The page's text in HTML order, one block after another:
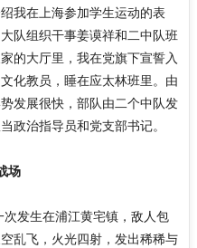
在上海参加学生运动的表
队组织干事姜谟祥和二中队班
的大厅里，我在党旗下宣誓入
化教员，睡在应太林班里。由
发展很快，部队由二个中队发
政治指导员和党支部书记。
场
发生在浦江黄宅镇，敌人包
乱飞，火光四射，发出稀稀与